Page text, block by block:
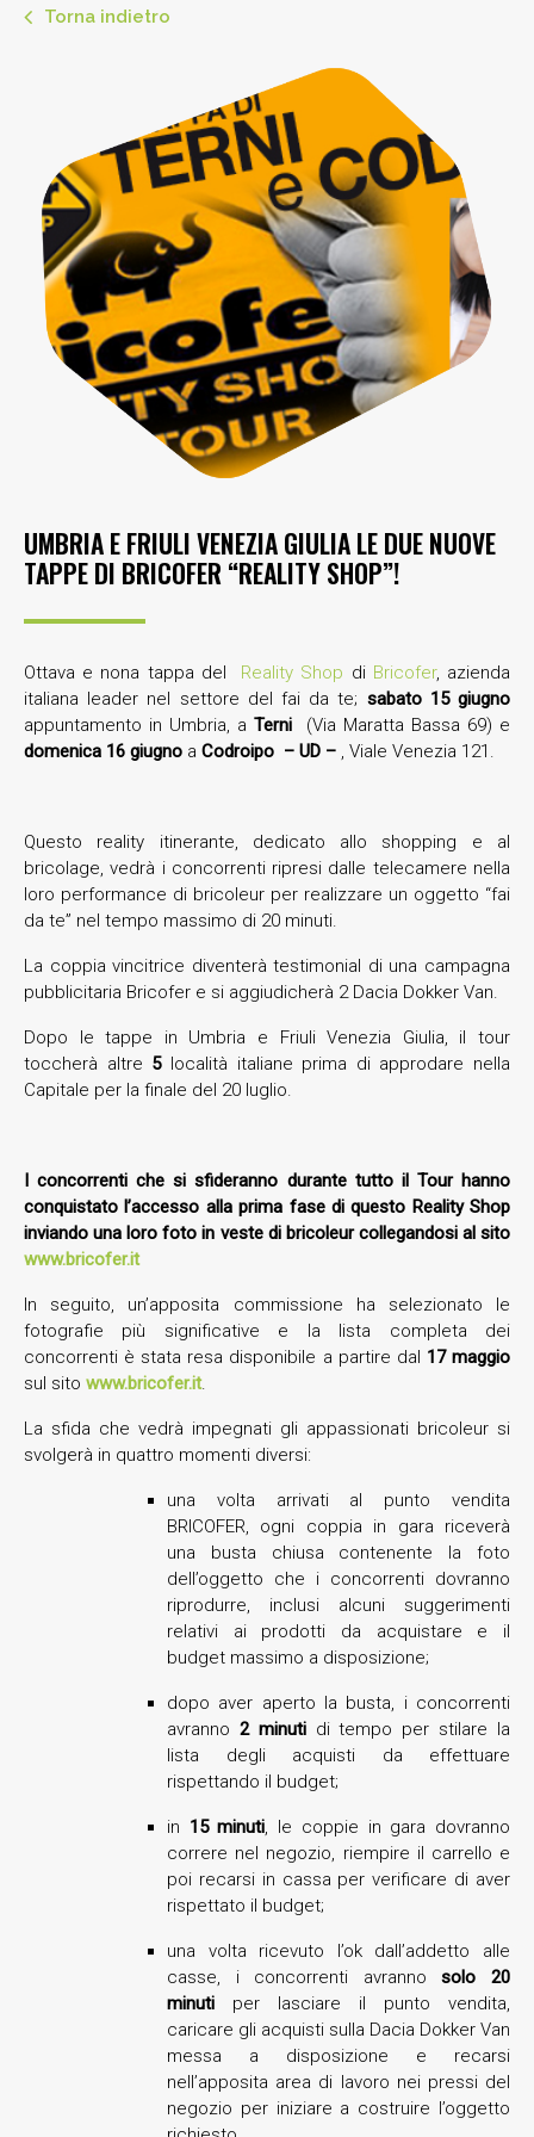
Torna indietro
UMBRIA E FRIULI VENEZIA GIULIA LE DUE NUOVE
TAPPE DI BRICOFER “REALITY SHOP”!
Ottava e nona tappa del Reality Shop di Bricofer, azienda
italiana leader nel settore del fai da te; sabato 15 giugno
appuntamento in Umbria, a Terni (Via Maratta Bassa 69) e
domenica 16 giugno a Codroipo – UD – , Viale Venezia 121.
Questo reality itinerante, dedicato allo shopping e al
bricolage, vedrà i concorrenti ripresi dalle telecamere nella
loro performance di bricoleur per realizzare un oggetto “fai
da te” nel tempo massimo di 20 minuti.
La coppia vincitrice diventerà testimonial di una campagna
pubblicitaria Bricofer e si aggiudicherà 2 Dacia Dokker Van.
Dopo le tappe in Umbria e Friuli Venezia Giulia, il tour
toccherà altre 5 località italiane prima di approdare nella
Capitale per la finale del 20 luglio.
I concorrenti che si sfideranno durante tutto il Tour hanno
conquistato l’accesso alla prima fase di questo Reality Shop
inviando una loro foto in veste di bricoleur collegandosi al sito
www.bricofer.it
In seguito, un’apposita commissione ha selezionato le
fotografie più significative e la lista completa dei
concorrenti è stata resa disponibile a partire dal 17 maggio
sul sito www.bricofer.it.
La sfida che vedrà impegnati gli appassionati bricoleur si
svolgerà in quattro momenti diversi:
una volta arrivati al punto vendita
BRICOFER, ogni coppia in gara riceverà
una busta chiusa contenente la foto
dell’oggetto che i concorrenti dovranno
riprodurre, inclusi alcuni suggerimenti
relativi ai prodotti da acquistare e il
budget massimo a disposizione;
dopo aver aperto la busta, i concorrenti
avranno 2 minutidi tempo per stilare la
lista degli acquisti da effettuare
rispettando il budget;
in 15 minuti, le coppie in gara dovranno
correre nel negozio, riempire il carrello e
poi recarsi in cassa per verificare di aver
rispettato il budget;
una volta ricevuto l’ok dall’addetto alle
casse, i concorrenti avrannosolo 20
minuti per lasciare il punto vendita,
caricare gli acquisti sulla Dacia Dokker Van
messa a disposizione e recarsi
nell’apposita area di lavoro nei pressi del
negozio per iniziare a costruire l’oggetto